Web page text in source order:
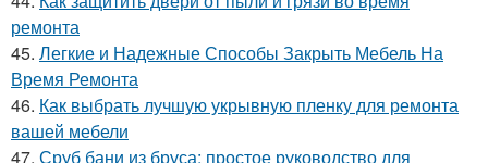
ремонта
45. Легкие и Надежные Способы Закрыть Мебель На
Время Ремонта
46. Как выбрать лучшую укрывную пленку для ремонта
вашей мебели
47. Сруб бани из бруса: простое руководство для